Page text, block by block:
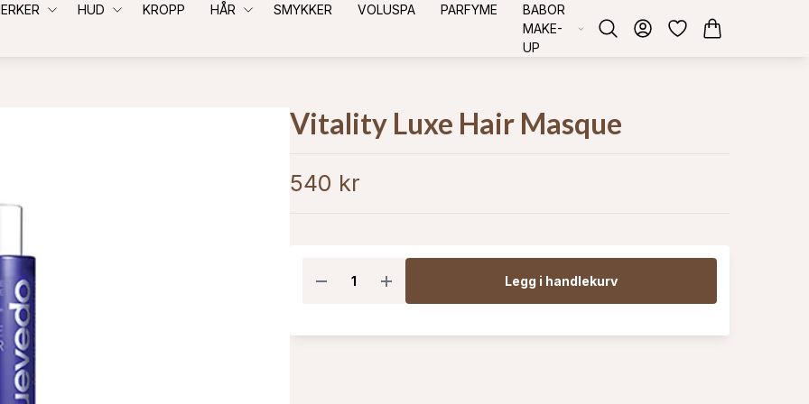
HUD KROPP HÅR SMYKKER VOLUSPA PARFYME
BABOR
MAKE-
UP
Vitality Luxe Hair Masque
540 kr
Legg i handlekurv